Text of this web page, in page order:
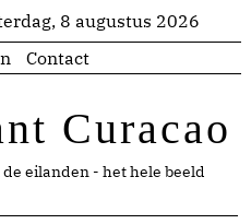
8 augustus 2026
Contact
Curacao
eilanden - het hele beeld